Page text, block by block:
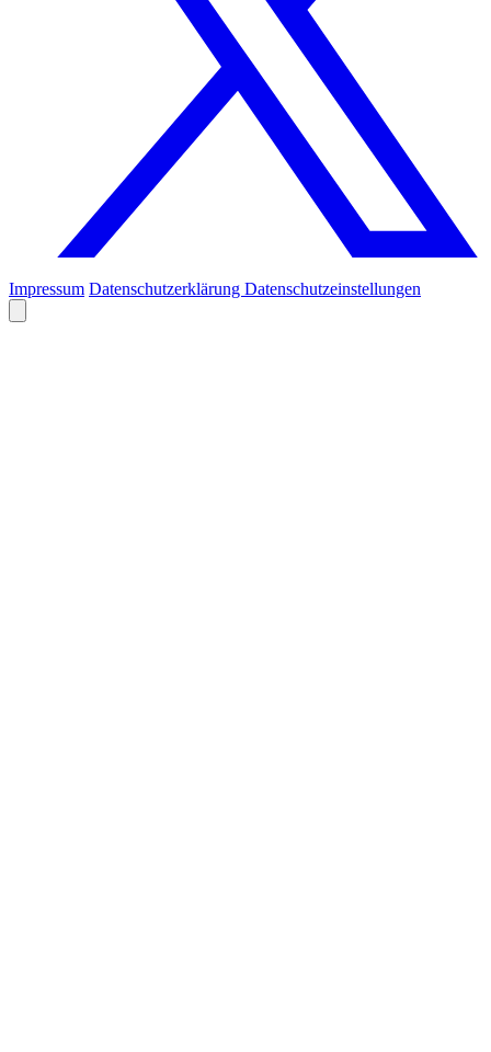
Impressum Datenschutzerklärung Datenschutzeinstellungen